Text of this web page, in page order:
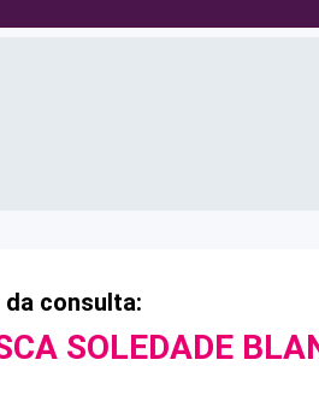
consulta:
SOLEDADE